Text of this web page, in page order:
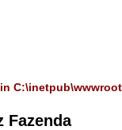
in
Fazenda